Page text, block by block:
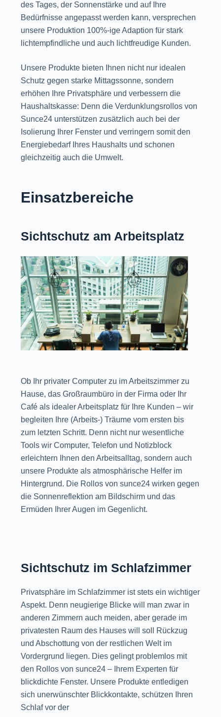
des Tages, der Sonnenstärke und auf Ihre
Bedürfnisse angepasst werden kann, versprechen
unsere Produktion 100%-ige Adaption für stark
lichtempfindliche und auch lichtfreudige Kunden.
Unsere Produkte bieten Ihnen nicht nur idealen
Schutz gegen starke Mittagssonne, sondern
erhöhen Ihre Privatsphäre und verbessern die
Haushaltskasse: Denn die Verdunklungsrollos von
Sunce24 unterstützen zusätzlich auch bei der
Isolierung Ihrer Fenster und verringern somit den
Energiebedarf Ihres Haushalts und schonen
gleichzeitig auch die Umwelt.
Einsatzbereiche
Sichtschutz am Arbeitsplatz
Ob Ihr privater Computer zu im Arbeitszimmer zu
Hause, das Großraumbüro in der Firma oder Ihr
Café als idealer Arbeitsplatz für Ihre Kunden – wir
begleiten Ihre (Arbeits-) Träume vom ersten bis
zum letzten Schritt. Denn nicht nur wesentliche
Tools wir Computer, Telefon und Notizblock
erleichtern Ihnen den Arbeitsalltag, sondern auch
unsere Produkte als atmosphärische Helfer im
Hintergrund. Die Rollos von sunce24 wirken gegen
die Sonnenreflektion am Bildschirm und das
Ermüden Ihrer Augen im Gegenlicht.
Sichtschutz im Schlafzimmer
Privatsphäre im Schlafzimmer ist stets ein wichtiger
Aspekt. Denn neugierige Blicke will man zwar in
anderen Zimmern auch meiden, aber gerade im
privatesten Raum des Hauses will soll Rückzug
und Abschottung von der restlichen Welt im
Vordergrund liegen. Dies gelingt problemlos mit
den Rollos von sunce24 – Ihrem Experten für
blickdichte Fenster. Unsere Produkte entledigen
sich unerwünschter Blickkontakte, schützen Ihren
Schlaf vor der